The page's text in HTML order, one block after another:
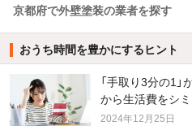
京都府で外壁塗装の業者を探す
おうち時間を豊かにするヒント
「手取り3分の1
から生活費をシ
2024年12月25日